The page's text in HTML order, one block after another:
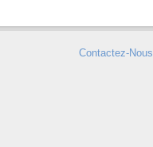
Contactez-Nous